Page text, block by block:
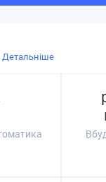
Детальніше